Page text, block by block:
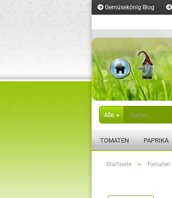
Gemüsekönig Blog
Alle
TOMATEN PAPRIKA
Startseite » Tomaten